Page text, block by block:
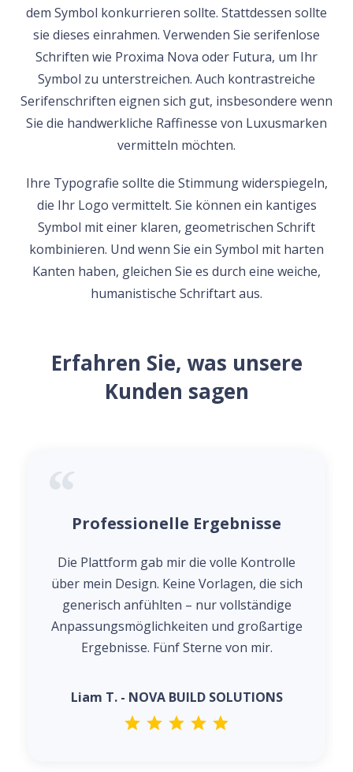
dem Symbol konkurrieren sollte. Stattdessen sollte
sie dieses einrahmen. Verwenden Sie serifenlose
Schriften wie Proxima Nova oder Futura, um Ihr
Symbol zu unterstreichen. Auch kontrastreiche
Serifenschriften eignen sich gut, insbesondere wenn
Sie die handwerkliche Raffinesse von Luxusmarken
vermitteln möchten.
Ihre Typografie sollte die Stimmung widerspiegeln,
die Ihr Logo vermittelt. Sie können ein kantiges
Symbol mit einer klaren, geometrischen Schrift
kombinieren. Und wenn Sie ein Symbol mit harten
Kanten haben, gleichen Sie es durch eine weiche,
humanistische Schriftart aus.
Erfahren Sie, was unsere
Kunden sagen
Professionelle Ergebnisse
Die Plattform gab mir die volle Kontrolle
über mein Design. Keine Vorlagen, die sich
generisch anfühlten – nur vollständige
Anpassungsmöglichkeiten und großartige
Ergebnisse. Fünf Sterne von mir.
Liam T. - NOVA BUILD SOLUTIONS